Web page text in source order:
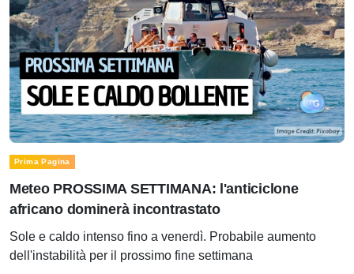
Prima Pagina
Meteo PROSSIMA SETTIMANA: l'anticiclone
africano dominerà incontrastato
Sole e caldo intenso fino a venerdì. Probabile aumento
dell'instabilità per il prossimo fine settimana